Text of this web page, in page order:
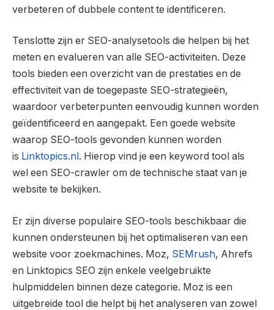
verbeteren of dubbele content te identificeren.
Tenslotte zijn er SEO-analysetools die helpen bij het
meten en evalueren van alle SEO-activiteiten. Deze
tools bieden een overzicht van de prestaties en de
effectiviteit van de toegepaste SEO-strategieën,
waardoor verbeterpunten eenvoudig kunnen worden
geïdentificeerd en aangepakt. Een goede website
waarop SEO-tools gevonden kunnen worden
is Linktopics.nl . Hierop vind je een keyword tool als
wel een SEO-crawler om de technische staat van je
website te bekijken.
Er zijn diverse populaire SEO-tools beschikbaar die
kunnen ondersteunen bij het optimaliseren van een
website voor zoekmachines. Moz, SEMrush, Ahrefs
en Linktopics SEO zijn enkele veelgebruikte
hulpmiddelen binnen deze categorie. Moz is een
uitgebreide tool die helpt bij het analyseren van zowel